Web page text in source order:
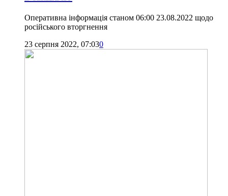
Оперативна інформація станом 06:00 23.08.2022 щодо
російського вторгнення
23 серпня 2022, 07:030